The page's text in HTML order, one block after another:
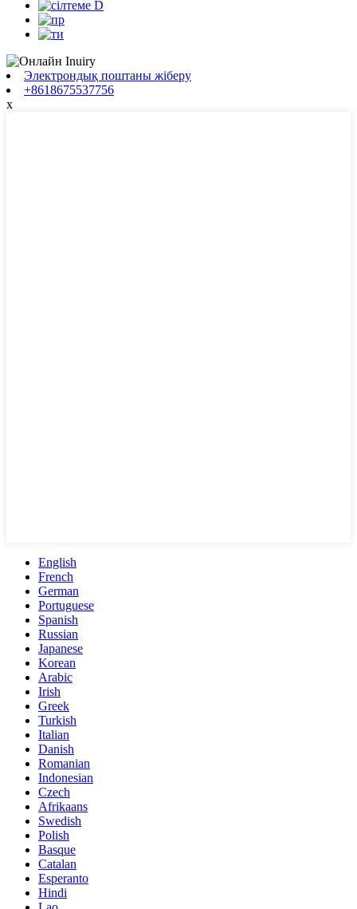
Электрондық поштаны жіберу
+8618675537756
x
English
French
German
Portuguese
Spanish
Russian
Japanese
Korean
Arabic
Irish
Greek
Turkish
Italian
Danish
Romanian
Indonesian
Czech
Afrikaans
Swedish
Polish
Basque
Catalan
Esperanto
Hindi